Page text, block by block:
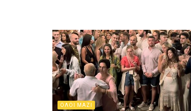
ΟΛΟΙ ΜΑΖΙ